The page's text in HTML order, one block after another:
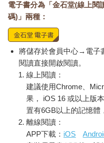
Prinzessinnengarten 及有導
參觀。11 選一條湖，跳下去游
柏林近郊有許多湖泊，遠一
站下車就能看見大片湖水。最
的Plötzensee；最淺的是
邊別墅區的Krumme Lanke（
Waldsee藝廊是棟很美的獨棟
餐）。其他宛如秘境般更遠
Glienicker See也不難抵達。
適的小枕頭，轉搭渡船到杳
赤裸地縱身跳入清澈的天然
驗。
電子書分為「金石堂(線上閱
碼)」兩種：
將儲存於會員中心→電子
閱讀直接開啟閱讀。
線上閱讀：
建議使用Chrome、
果， iOS 16 或以上版
置有6GB以上的記憶體
離線閱讀：
APP下載： iOS